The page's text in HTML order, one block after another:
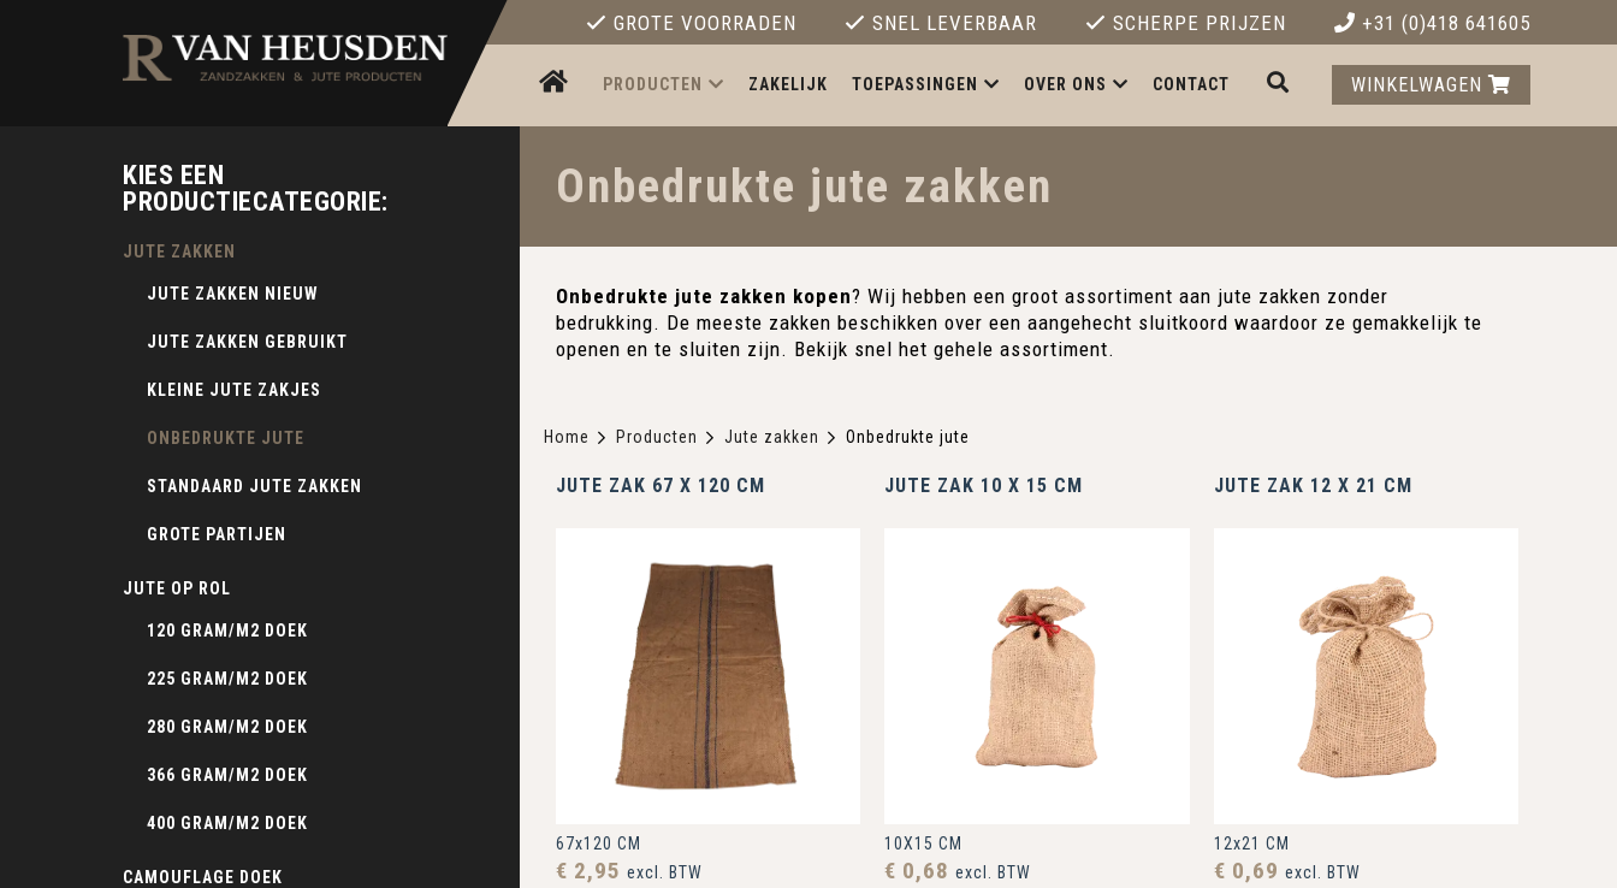
GROTE VOORRADEN SNEL LEVERBAAR SCHERPE PRIJZEN +31 (0)418 641605
WINKELWAGEN
PRODUCTEN ZAKELIJK TOEPASSINGEN OVER ONS CONTACT
KIES EEN
PRODUCTIECATEGORIE:
JUTE ZAKKEN
JUTE ZAKKEN NIEUW
JUTE ZAKKEN GEBRUIKT
KLEINE JUTE ZAKJES
ONBEDRUKTE JUTE
STANDAARD JUTE ZAKKEN
GROTE PARTIJEN
JUTE OP ROL
120 GRAM/M2 DOEK
225 GRAM/M2 DOEK
280 GRAM/M2 DOEK
366 GRAM/M2 DOEK
400 GRAM/M2 DOEK
CAMOUFLAGE DOEK
Onbedrukte jute zakken
Onbedrukte jute zakken kopen? Wij hebben een groot assortiment aan jute zakken zonder
bedrukking. De meeste zakken beschikken over een aangehecht sluitkoord waardoor ze gemakkelijk te
openen en te sluiten zijn. Bekijk snel het gehele assortiment.
Home Producten Jute zakken Onbedrukte jute
JUTE ZAK 67 X 120 CM
67x120 CM
€ 2,95 excl. BTW
JUTE ZAK 10 X 15 CM
10X15 CM
€ 0,68excl. BTW
JUTE ZAK 12 X 21 CM
12x21 CM
€ 0,69 excl. BTW